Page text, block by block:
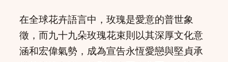
在全球花卉語言中，玫瑰是愛意的普世象
徵，而九十九朵玫瑰花束則以其深厚文化意
涵和宏偉氣勢，成為宣告永恆愛戀與堅貞承